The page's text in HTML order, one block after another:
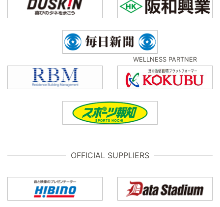
WELLNESS PARTNER
OFFICIAL SUPPLIERS